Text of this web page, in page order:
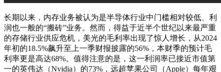
长期以来，内存业务被认为是半导体行业中门槛相对较低、利
润也一般的“搬砖”业务。然而，得益于近半个世纪以来最严重
的存储行业供应危机，美光的毛利率出现了惊人增长，从2024
年初的18.5%飙升至上一季财报披露的56%，本财季的预计毛
利率更是高达68%。值得注意的是，这一利润率已接近市值第
一的英伟达（Nvidia）的73%，远超苹果公司（Apple）每年艰